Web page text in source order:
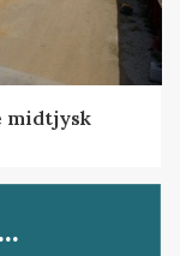
midtjysk